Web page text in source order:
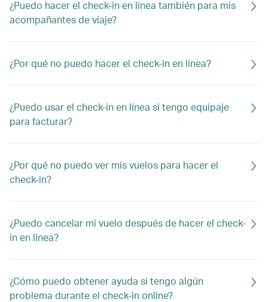
¿Puedo hacer el check-in en línea también para mis
acompañantes de viaje?
¿Por qué no puedo hacer el check-in en línea?
¿Puedo usar el check-in en línea si tengo equipaje
para facturar?
¿Por qué no puedo ver mis vuelos para hacer el
check-in?
¿Puedo cancelar mi vuelo después de hacer el check-
in en línea?
¿Cómo puedo obtener ayuda si tengo algún
problema durante el check-in online?